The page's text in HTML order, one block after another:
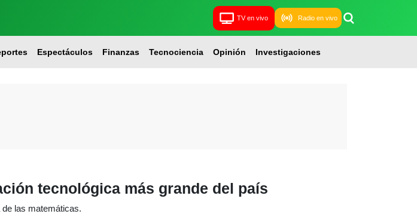
TV en vivo Radio en vivo
Espectáculos Finanzas Tecnociencia Opinión Investigaciones
tecnológica más grande del país
las matemáticas.